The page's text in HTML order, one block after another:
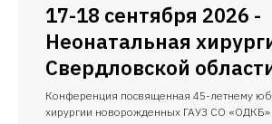
17-18 сентября 2026 -
Неонатальная
Свердловской
Конференция посвященная 45-летнему
хирургии новорожденных ГАУЗ СО «ОДКБ»